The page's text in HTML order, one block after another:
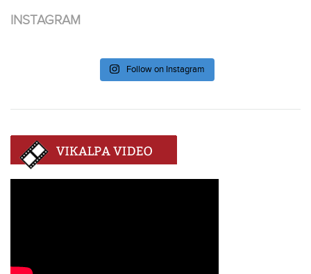
INSTAGRAM
Follow on Instagram